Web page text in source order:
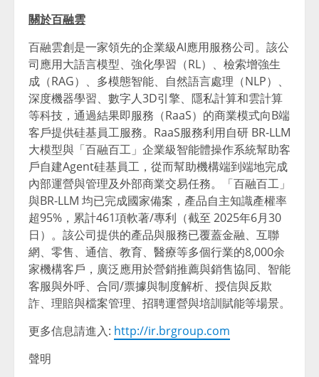
關於百融雲
百融雲創是一家領先的企業級AI應用服務公司。該公
司應用大語言模型、強化學習（RL）、檢索增強生
成（RAG）、多模態智能、自然語言處理（NLP）、
深度機器學習、數字人3D引擎、隱私計算和雲計算
等科技，通過結果即服務（RaaS）的商業模式向B端
客戶提供硅基員工服務。RaaS服務利用自研 BR-LLM
大模型與「百融百工」企業級智能體操作系統幫助客
戶自建Agent硅基員工，從而幫助機構端到端地完成
內部運營與管理及外部商業交易任務。「百融百工」
與BR-LLM 均已完成國家備案，產品自主知識產權率
超95%，累計461項軟著/專利（截至 2025年6月30
日）。該公司提供的產品與服務已覆蓋金融、互聯
網、零售、通信、教育、醫療等多個行業的8,000余
家機構客戶，廣泛應用於營銷推薦與銷售協同、智能
客服與外呼、合同/票據與制度解析、授信與反欺
詐、理賠與檔案管理、招聘運營與培訓賦能等場景。
更多信息請進入: http://ir.brgroup.com
聲明